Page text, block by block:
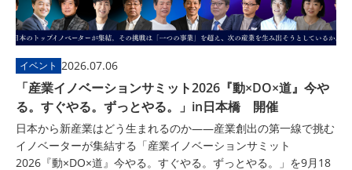
イベント 2026.07.06
「産業イノベーションサミット2026『動×DO×道』今や
る。すぐやる。ずっとやる。」in日本橋 開催
日本から新産業はどう生まれるのか――産業創出の第一線で挑む
イノベーターが集結する「産業イノベーションサミット
2026『動×DO×道』今やる。すぐやる。ずっとやる。」を9月18